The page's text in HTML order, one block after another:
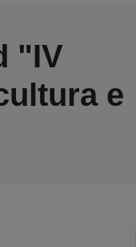
"IV
e